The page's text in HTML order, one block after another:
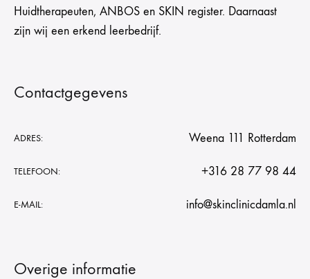
Huidtherapeuten, ANBOS en SKIN register. Daarnaast
zijn wij een erkend leerbedrijf.
Contactgegevens
ADRES: Weena 111 Rotterdam
TELEFOON: +316 28 77 98 44
E-MAIL: info@skinclinicdamla.nl
Overige informatie